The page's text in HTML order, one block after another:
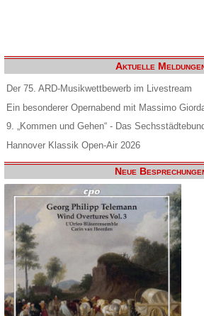
Aktuelle
Der 75. ARD-Musikwettbewerb im Livestream
Ein besonderer Opernabend mit Massimo
9. „Kommen und Gehen“ - Das
Hannover Klassik Open-Air 2026
Neue